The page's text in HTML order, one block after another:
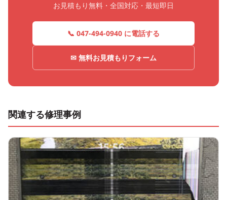
お見積もり無料・全国対応・最短即日
📞 047-494-0940 に電話する
✉ 無料お見積もりフォーム
関連する修理事例